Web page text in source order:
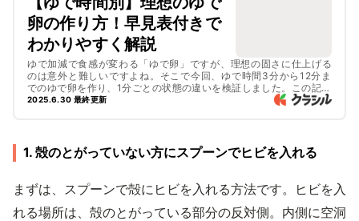
卵の作り方！早見表付きで
わかりやすく解説
ゆで加減で食感が変わる「ゆで卵」ですが、理想の固さに仕上げる
のは意外と難しいですよね。そこで今回、ゆで時間3分から12分ま
でのゆで卵を作り、1分ごとの状態の違いを検証しました。この記事
を読めば、半熟や固ゆでなど、使う料理やお好みに合ったゆで卵の
2025.6.30 最終更新
1. 殻のとがっていない方にスプーンでヒビを入れる
まずは、スプーンで殻にヒビを入れる方法です。ヒビを入
れる場所は、殻のとがっている部分の反対側。内側に空洞